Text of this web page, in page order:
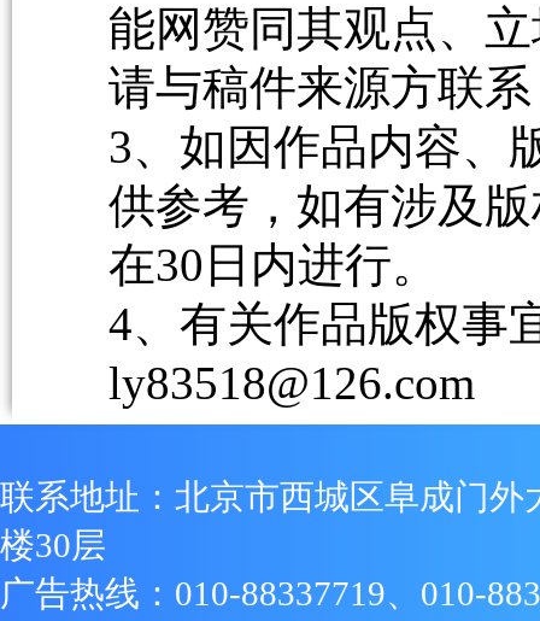
能网赞同其观点、
请与稿件来源方联
3、如因作品内容、
供参考，如有涉及
在30日内进行。
4、有关作品版权事
ly83518@126.com
联系地址：北京市西城区阜成门外
楼30层
广告热线：010-88337719、010-